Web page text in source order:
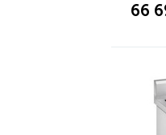
66